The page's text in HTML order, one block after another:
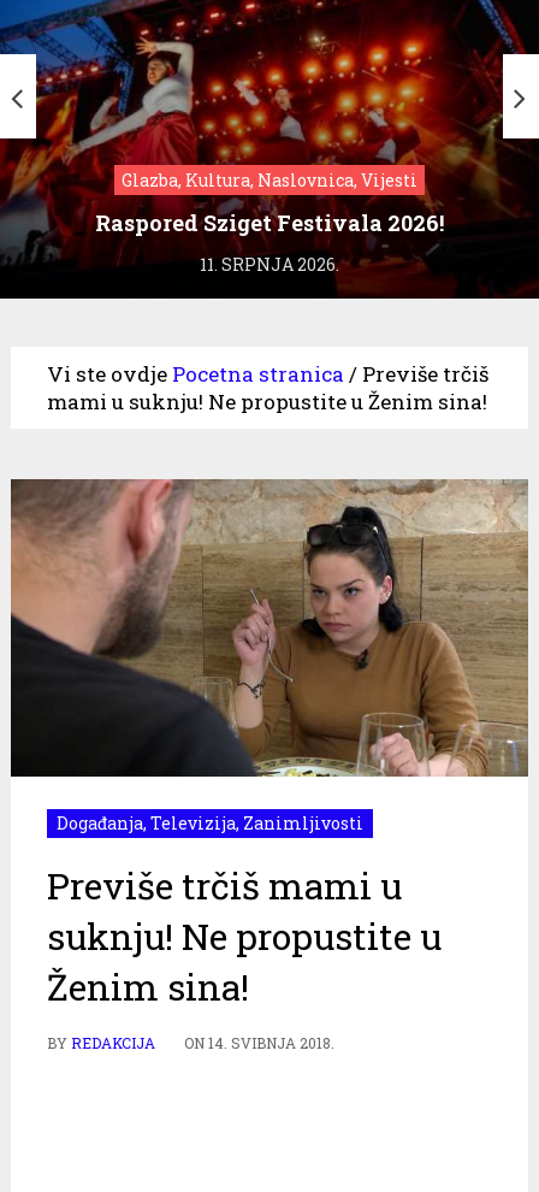
Glazba, Kultura, Naslovnica, Vijesti
Raspored Sziget Festivala 2026!
11. SRPNJA 2026.
Vi ste ovdje Pocetna stranica / Previše trčiš
mami u suknju! Ne propustite u Ženim sina!
Događanja, Televizija, Zanimljivosti
Previše trčiš mami u
suknju! Ne propustite u
Ženim sina!
BYREDAKCIJA ON14. SVIBNJA 2018.